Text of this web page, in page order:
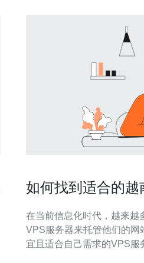
如何找到适合的越
在当前信息化时代，越来越
VPS服务器来托管他们的网
宜且适合自己需求的VPS服